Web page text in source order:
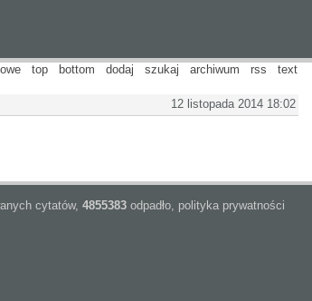
top bottom dodaj szukaj archiwum rss text
12 listopada 2014 18:02
cytatów, 4855383 odpadło, polityka prywatności